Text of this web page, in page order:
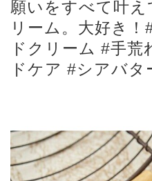
願いをすべて叶
リーム。大好き
ドクリーム #手
ドケア #シアバタ